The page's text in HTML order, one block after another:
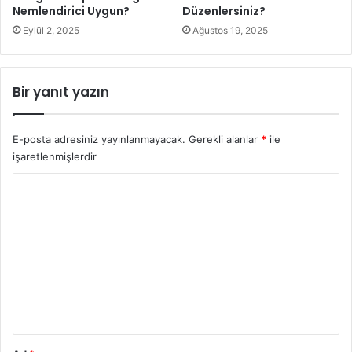
Hint yağı
Uygulama
Nemlendirici Uygun?
Eylül 2, 2025
Düzenlersiniz?
Ağustos 19, 2025
Bir yanıt yazın
E-posta adresiniz yayınlanmayacak. Gerekli alanlar * ile
işaretlenmişlerdir